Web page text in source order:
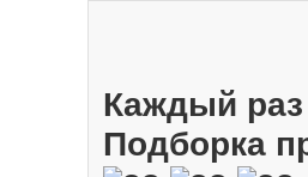
Каждый
Подборка